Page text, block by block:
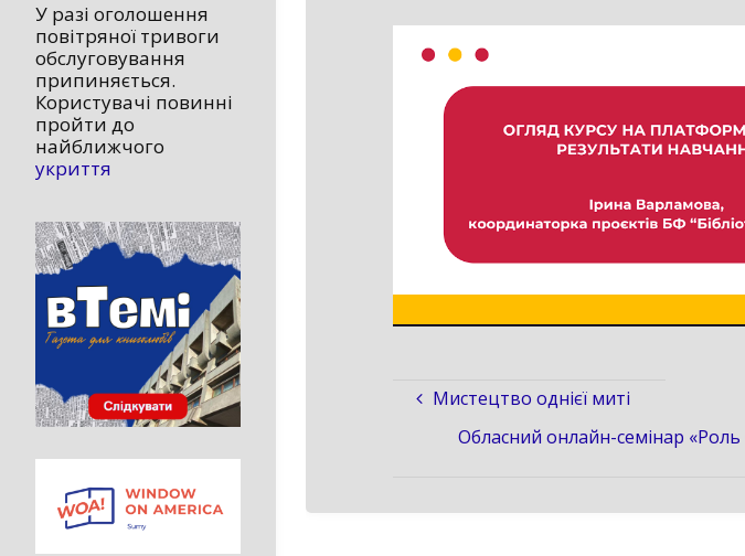
Мистецтво однієї миті
Обласний онлайн-семінар «Роль
У разі оголошення
повітряної тривоги
обслуговування
припиняється.
Користувачі повинні
пройти до
найближчого
укриття